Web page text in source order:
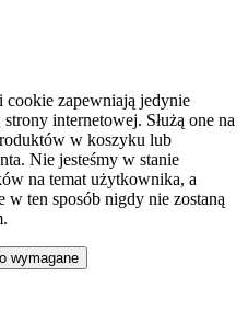
cookie zapewniają jedynie
internetowej. Służą one na
w koszyku lub
Nie jesteśmy w stanie
na temat użytkownika, a
w ten sposób nigdy nie zostaną
wymagane